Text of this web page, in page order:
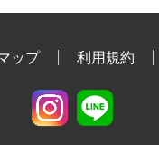
ップ 利用規約